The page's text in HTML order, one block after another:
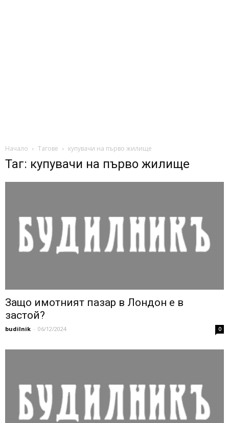
Начало Тагове купувачи на първо жилище
Таг: купувачи на първо жилище
Защо имотният пазар в Лондон е в
застой?
budilnik - 06/12/2024 0